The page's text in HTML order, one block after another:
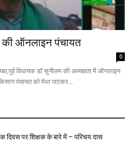
की ऑनलाइन पंचायत
0
विधायक डॉ सुनीलम की अध्यक्षता में ऑनलाइन
पंचायत को मेधा पाटकर...
दिवस पर शिक्षक के बारे में – परिचय दास